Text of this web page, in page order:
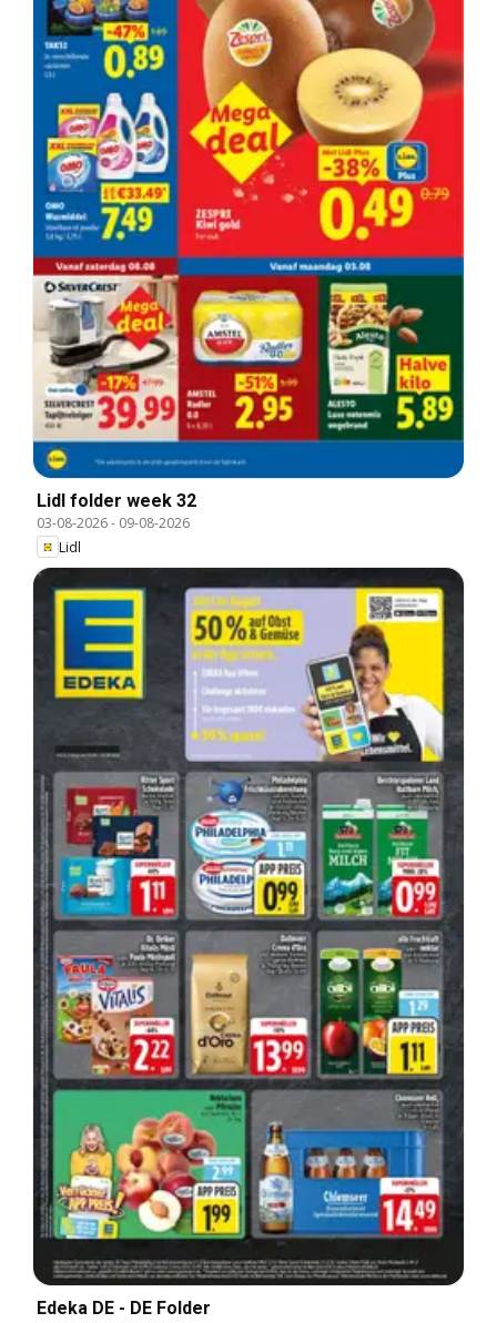
Lidl folder week 32
03-08-2026- 09-08-2026
Lidl
Edeka DE - DE Folder